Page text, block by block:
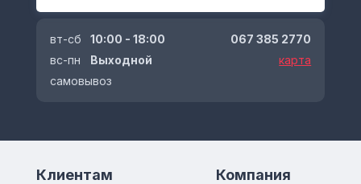
вт-сб
10:00 - 18:00
вс-пн
Выходной
самовывоз
067 385 2770
карта
Клиентам Компания